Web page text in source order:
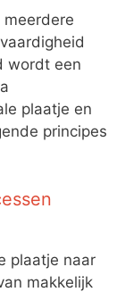
wordt een
plaatje en
principes
plaatje naar
makkelijk